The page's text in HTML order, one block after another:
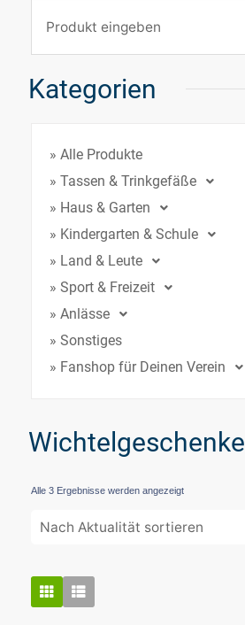
Kategorien
» Alle Produkte
» Tassen & Trinkgefäße
» Haus & Garten
» Kindergarten & Schule
» Land & Leute
» Sport & Freizeit
» Anlässe
» Sonstiges
» Fanshop für Deinen Verein
Wichtelgeschenke
Alle 3 Ergebnisse werden angezeigt